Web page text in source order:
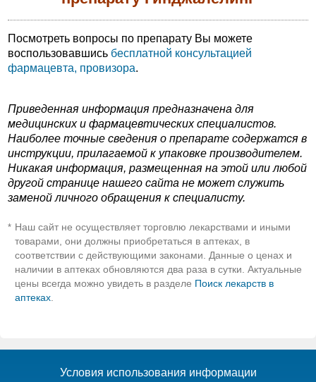
Посмотреть вопросы по препарату Вы можете
воспользовавшись бесплатной консультацией
фармацевта, провизора.
Приведенная информация предназначена для
медицинских и фармацевтических специалистов.
Наиболее точные сведения о препарате содержатся в
инструкции, прилагаемой к упаковке производителем.
Никакая информация, размещенная на этой или любой
другой странице нашего сайта не может служить
заменой личного обращения к специалисту.
* Наш сайт не осуществляет торговлю лекарствами и иными
товарами, они должны приобретаться в аптеках, в
соответствии с действующими законами. Данные о ценах и
наличии в аптеках обновляются два раза в сутки. Актуальные
цены всегда можно увидеть в разделе Поиск лекарств в
аптеках
Условия использования информации